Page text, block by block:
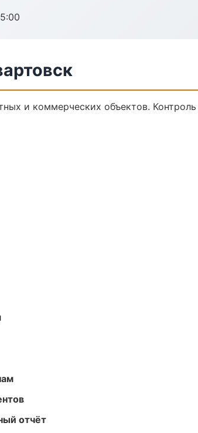
и коммерческих объектов.
отчёт